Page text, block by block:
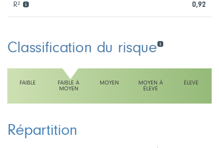
R² 0,92
Classification du risque
FAIBLE
FAIBLE À
MOYEN
MOYEN
MOYEN À
ÉLEVÉ
ÉLEVÉ
Répartition